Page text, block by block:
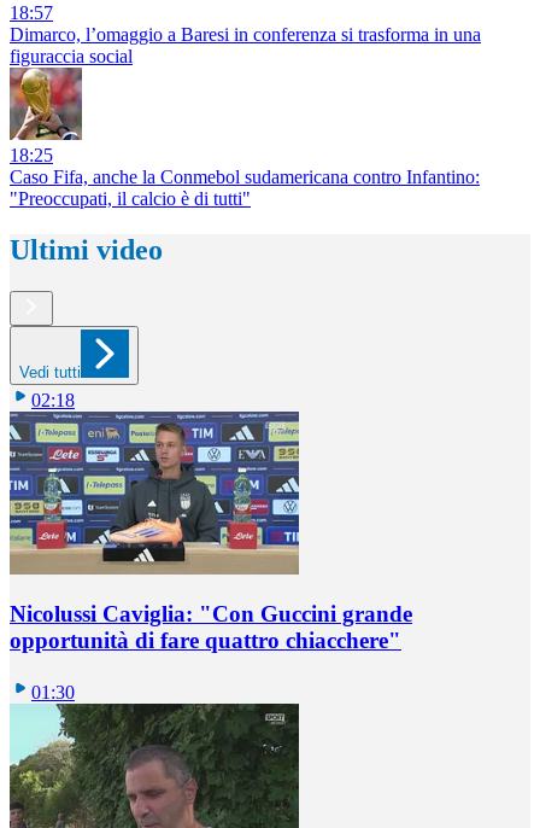
18:57
Dimarco, l’omaggio a Baresi in conferenza si trasforma in una
figuraccia social
18:25
Caso Fifa, anche la Conmebol sudamericana contro Infantino:
"Preoccupati, il calcio è di tutti"
Ultimi video
Vedi tutti
02:18
Nicolussi Caviglia: "Con Guccini grande
opportunità di fare quattro chiacchere"
01:30